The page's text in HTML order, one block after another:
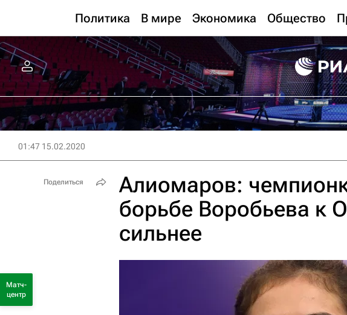
Политика В мире Экономика Общество
01:47 15.02.2020
Алиомаров:
борьбе Воробьева к
сильнее
Поделиться
Матч-
центр